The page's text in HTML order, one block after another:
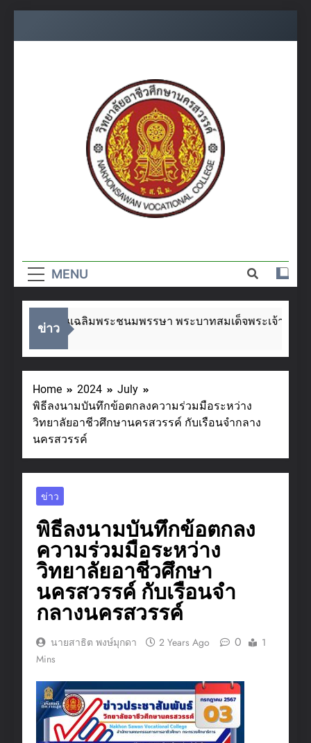
อาชีวศึกษา
นครสวรรค์
MENU
ข่าว
นโอกาสวันเฉลิมพระชนมพรรษา พระบาทสมเด็จพระเจ้าอยู่หัว
Home 2024
July
พิธีลงนามบันทึกข้อตกลงความร่วมมือระหว่าง
วิทยาลัยอาชีวศึกษานครสวรรค์ กับเรือนจำกลาง
นครสวรรค์
ข่าว
พิธีลงนามบันทึกข้อตกลง
ความร่วมมือระหว่าง
วิทยาลัยอาชีวศึกษา
นครสวรรค์ กับเรือนจำ
กลางนครสวรรค์
นายสาธิต พงษ์มุกดา 2 Years Ago 0
1
Mins